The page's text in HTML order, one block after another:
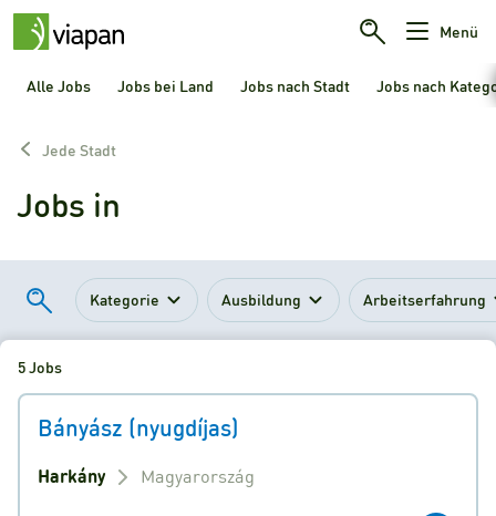
Menü
Alle Jobs Jobs bei Land Jobs nach Stadt Jobs nach
Jede Stadt
Jobs in
Kategorie Ausbildung Arbeitserfahrung
5 Jobs
Bányász (nyugdíjas)
Harkány Magyarország